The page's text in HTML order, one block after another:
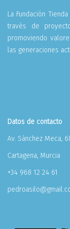
La Fundación
través de
promoviendo
las generaciones
Datos de contacto
Av. Sánchez Meca,
Cartagena, Murcia
+34 968 12 24 61